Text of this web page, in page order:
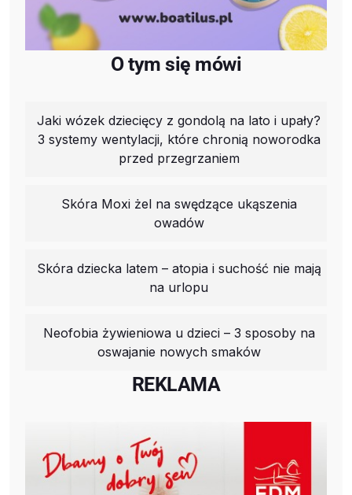
O tym się mówi
Jaki wózek dziecięcy z gondolą na lato i upały?
3 systemy wentylacji, które chronią noworodka
przed przegrzaniem
Skóra Moxi żel na swędzące ukąszenia
owadów
Skóra dziecka latem – atopia i suchość nie mają
na urlopu
Neofobia żywieniowa u dzieci – 3 sposoby na
oswajanie nowych smaków
REKLAMA